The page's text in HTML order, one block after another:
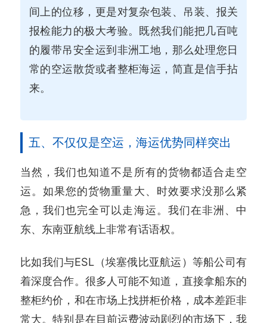
间上的位移，更是对复杂包装、吊装、报关
报检能力的极大考验。既然我们能把几百吨
的履带吊安全运到非洲工地，那么处理您日
常的空运散货或者整柜海运，简直是信手拈
来。
五、不仅仅是空运，海运优势同样突出
当然，我们也知道不是所有的货物都适合走空
运。如果您的货物重量大、时效要求没那么紧
急，我们也完全可以走海运。我们在非洲、中
东、东南亚航线上非常有话语权。
比如我们与ESL（埃塞俄比亚航运）等船公司有
着深度合作。很多人可能不知道，直接拿船东的
整柜约价，和在市场上找拼柜价格，成本差距非
常大。特别是在目前运费波动剧烈的市场下，我